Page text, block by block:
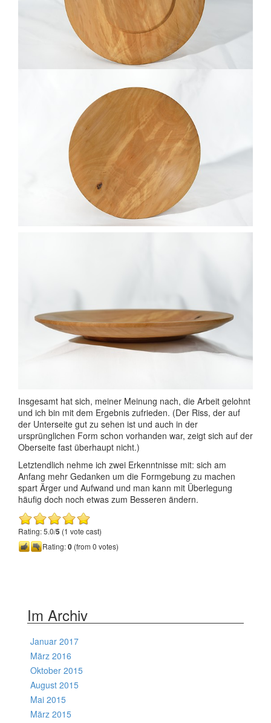
Insgesamt hat sich, meiner Meinung nach, die Arbeit gelohnt
und ich bin mit dem Ergebnis zufrieden. (Der Riss, der auf
der Unterseite gut zu sehen ist und auch in der
ursprünglichen Form schon vorhanden war, zeigt sich auf der
Oberseite fast überhaupt nicht.)
Letztendlich nehme ich zwei Erkenntnisse mit: sich am
Anfang mehr Gedanken um die Formgebung zu machen
spart Ärger und Aufwand und man kann mit Überlegung
häufig doch noch etwas zum Besseren ändern.
Rating: 5.0/5 (1 vote cast)
Rating:0 (from 0 votes)
Im Archiv
Januar 2017
März 2016
Oktober 2015
August 2015
Mai 2015
März 2015